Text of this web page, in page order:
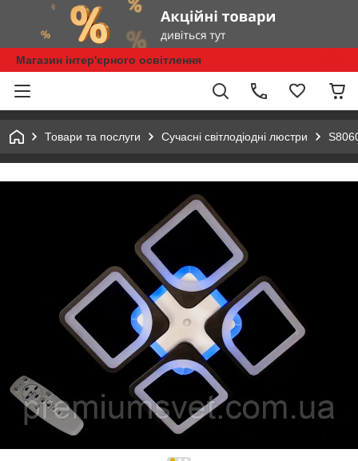
Магазин інтер'єрного освітлення
Товари та послуги Сучасні світлодіодні люстри